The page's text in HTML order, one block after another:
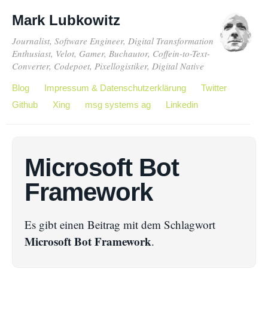
Mark Lubkowitz
Journalist, Software Engineer, Digital Transformation
Enthusiast, Velot, Gamer, Buchautor, Coffein-to-Text-
Converter, Codepoet, Pixellogistiker, Digital Native
Blog Impressum & Datenschutzerklärung
Twitter
Github
Xing msg systems ag Linkedin
Microsoft Bot
Framework
Es gibt einen Beitrag mit dem Schlagwort
Microsoft Bot Framework.